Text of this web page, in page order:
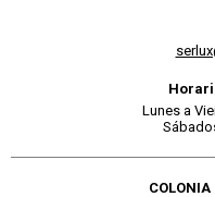
Lunes a
COLONIA